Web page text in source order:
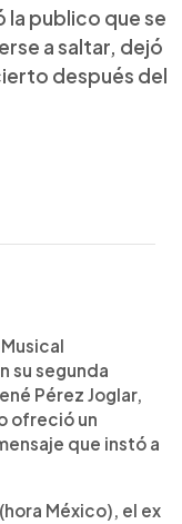
la publico que se
a saltar, dejó
después del
su segunda
Pérez Joglar,
ofreció un
que instó a
México), el ex